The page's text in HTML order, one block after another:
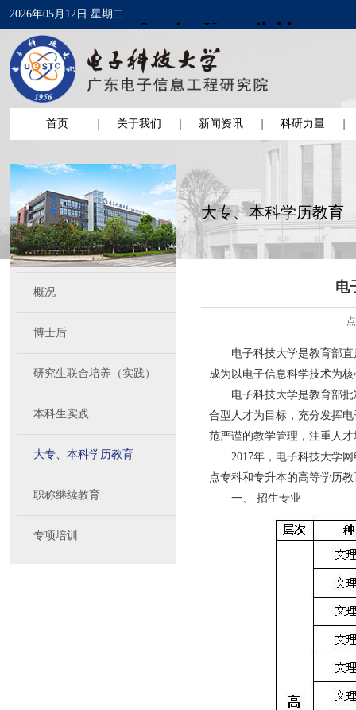
2026年05月12日 星期二
首页 关于我们 新闻资讯 科研力量
概况
博士后
研究生联合培养（实践）
本科生实践
大专、本科学历教育
职称继续教育
专项培训
大专、本科学历教育
电
电子科技大学是教育部
成为以电子信息科学技术为
电子科技大学是教育部
合型人才为目标，充分发挥
范严谨的教学管理，注重人
2017年，电子科技大学
点专科和专升本的高等学历教
一、 招生专业